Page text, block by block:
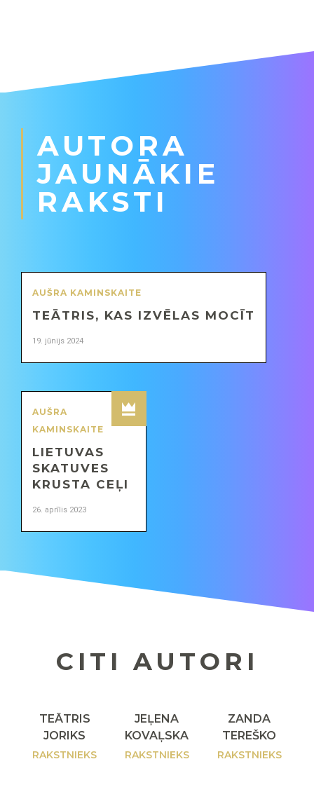
AUTORA
JAUNĀKIE
RAKSTI
AUŠRA KAMINSKAITE
TEĀTRIS, KAS IZVĒLAS MOCĪT
19. jūnijs 2024
AUŠRA
KAMINSKAITE
LIETUVAS
SKATUVES
KRUSTA CEĻI
26. aprīlis 2023
CITI AUTORI
TEĀTRIS
JORIKS
RAKSTNIEKS
JEĻENA
KOVAĻSKA
RAKSTNIEKS
ZANDA
TEREŠKO
RAKSTNIEKS